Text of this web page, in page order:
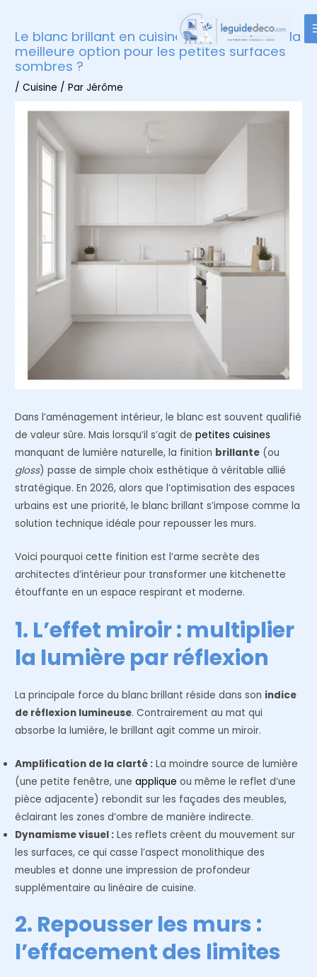
contenu
Le blanc brillant en cuisine : pourquoi c’est la
meilleure option pour les petites surfaces
sombres ?
/Cuisine / ParJérôme
Dans l’aménagement intérieur, le blanc est souvent qualifié
de valeur sûre. Mais lorsqu’il s’agit depetites cuisines
manquant de lumière naturelle, la finition brillante (ou
gloss) passe de simple choix esthétique à véritable allié
stratégique. En 2026, alors que l’optimisation des espaces
urbains est une priorité, le blanc brillant s’impose comme la
solution technique idéale pour repousser les murs.
Voici pourquoi cette finition est l’arme secrète des
architectes d’intérieur pour transformer une kitchenette
étouffante en un espace respirant et moderne.
1. L’effet miroir : multiplier
la lumière par réflexion
La principale force du blanc brillant réside dans son indice
de réflexion lumineuse. Contrairement au mat qui
absorbe la lumière, le brillant agit comme un miroir.
Amplification de la clarté : La moindre source de lumière
(une petite fenêtre, uneappliqueou même le reflet d’une
pièce adjacente) rebondit sur les façades des meubles,
éclairant les zones d’ombre de manière indirecte.
Dynamisme visuel : Les reflets créent du mouvement sur
les surfaces, ce qui casse l’aspect monolithique des
meubles et donne une impression de profondeur
supplémentaire au linéaire de cuisine.
2. Repousser les murs :
l’effacement des limites